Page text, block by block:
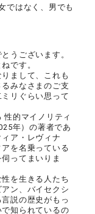
ではなく、男でも
うございます。
です。
まして、これも
みなさまのご支
リぐらい思って
性的マイノリティ
年）の著者であ
ア・レヴィナ
を名乗っている
ってまいりま
を生きる人たち
ン、バイセクシ
説の歴史がもっ
知られているの